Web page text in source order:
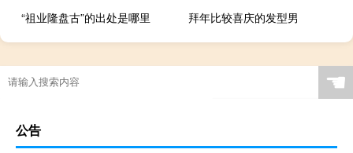
“祖业隆盘古”的出处是哪里
拜年比较喜庆的发型男
☚
公告